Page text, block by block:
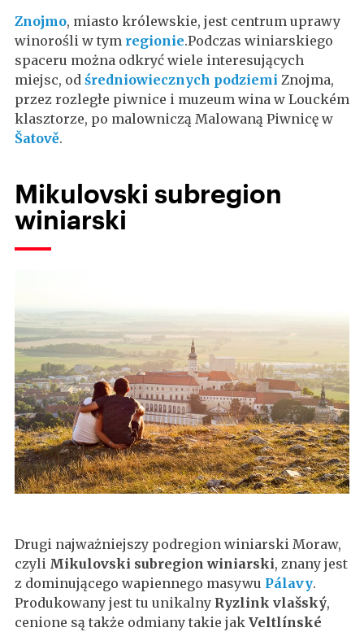
Znojmo, miasto królewskie, jest centrum uprawy
winorośli w tym regionie.Podczas winiarskiego
spaceru można odkryć wiele interesujących
miejsc, od średniowiecznych podziemi Znojma,
przez rozległe piwnice i muzeum wina w Louckém
klasztorze, po malowniczą Malowaną Piwnicę w
Šatově.
Mikulovski subregion
winiarski
Drugi najważniejszy podregion winiarski Moraw,
czyli Mikulovski subregion winiarski, znany jest
z dominującego wapiennego masywu Pálavy.
Produkowany jest tu unikalny Ryzlink vlašský,
cenione są także odmiany takie jak Veltlínské